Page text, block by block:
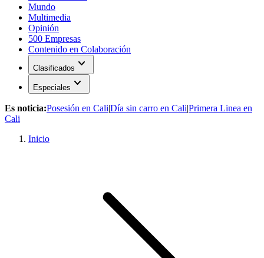
Mundo
Multimedia
Opinión
500 Empresas
Contenido en Colaboración
Clasificados expand_more
Especiales expand_more
Es noticia:Posesión en Cali|Día sin carro en Cali|Primera Linea en
Cali
Inicio